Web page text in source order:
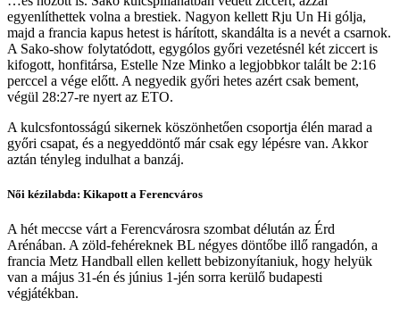
egyenlíthettek volna a brestiek. Nagyon kellett Rju Un Hi gólja,
majd a francia kapus hetest is hárított, skandálta is a nevét a csarnok.
A Sako-show folytatódott, egygólos győri vezetésnél két ziccert is
kifogott, honfitársa, Estelle Nze Minko a legjobbkor talált be 2:16
perccel a vége előtt. A negyedik győri hetes azért csak bement,
végül 28:27-re nyert az ETO.
A kulcsfontosságú sikernek köszönhetően csoportja élén marad a
győri csapat, és a negyeddöntő már csak egy lépésre van. Akkor
aztán tényleg indulhat a banzáj.
Női kézilabda: Kikapott a Ferencváros
A hét meccse várt a Ferencvárosra szombat délután az Érd
Arénában. A zöld-fehéreknek BL négyes döntőbe illő rangadón, a
francia Metz Handball ellen kellett bebizonyítaniuk, hogy helyük
van a május 31-én és június 1-jén sorra kerülő budapesti
végjátékban.